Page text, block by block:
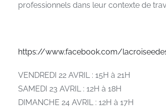
professionnels dans leur contexte de
https://www.facebook.com/
VENDREDI 22 AVRIL : 15H à 21H
SAMEDI 23 AVRIL : 12H à 18H
DIMANCHE 24 AVRIL : 12H à 17H